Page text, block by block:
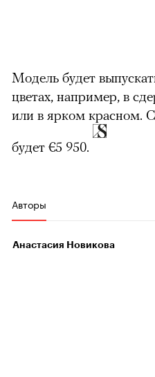
Модель будет
цветах, например, в
или в ярком красном.
будет €5 950.
Авторы
Анастасия Новикова